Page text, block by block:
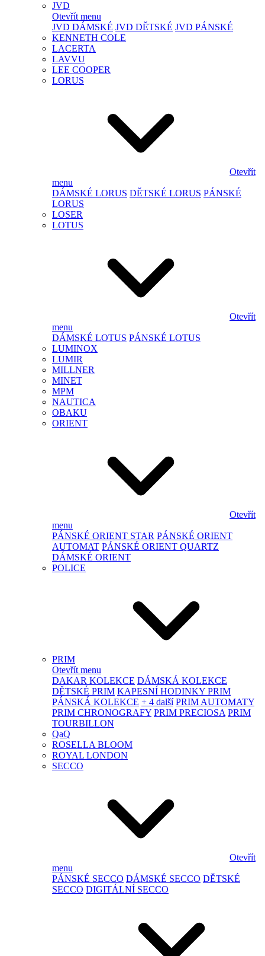
JVD
Otevřít menu
JVD DÁMSKÉ JVD DĚTSKÉ JVD PÁNSKÉ
KENNETH COLE
LACERTA
LAVVU
LEE COOPER
LORUS
Otevřít
menu
DÁMSKÉ LORUS DĚTSKÉ LORUS PÁNSKÉ
LORUS
LOSER
LOTUS
Otevřít
menu
DÁMSKÉ LOTUS PÁNSKÉ LOTUS
LUMINOX
LUMIR
MILLNER
MINET
MPM
NAUTICA
OBAKU
ORIENT
Otevřít
menu
PÁNSKÉ ORIENT STAR PÁNSKÉ ORIENT
AUTOMAT PÁNSKÉ ORIENT QUARTZ
DÁMSKÉ ORIENT
POLICE
PRIM
Otevřít menu
DAKAR KOLEKCE DÁMSKÁ KOLEKCE
DĚTSKÉ PRIM KAPESNÍ HODINKY PRIM
PÁNSKÁ KOLEKCE + 4 další PRIM AUTOMATY
PRIM CHRONOGRAFY PRIM PRECIOSA PRIM
TOURBILLON
QaQ
ROSELLA BLOOM
ROYAL LONDON
SECCO
Otevřít
menu
PÁNSKÉ SECCO DÁMSKÉ SECCO DĚTSKÉ
SECCO DIGITÁLNÍ SECCO